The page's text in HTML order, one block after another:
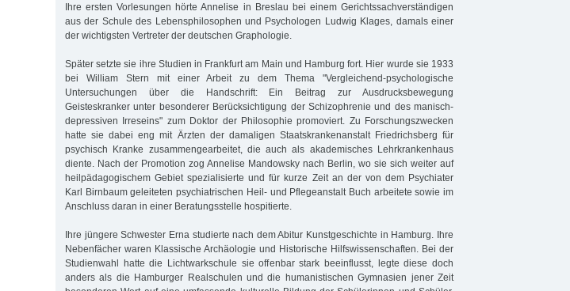
Ihre ersten Vorlesungen hörte Annelise in Breslau bei einem Gerichtssachverständigen
aus der Schule des Lebensphilosophen und Psychologen Ludwig Klages, damals einer
der wichtigsten Vertreter der deutschen Graphologie.
Später setzte sie ihre Studien in Frankfurt am Main und Hamburg fort. Hier wurde sie 1933
bei William Stern mit einer Arbeit zu dem Thema "Vergleichend-psychologische
Untersuchungen über die Handschrift: Ein Beitrag zur Ausdrucksbewegung
Geisteskranker unter besonderer Berücksichtigung der Schizophrenie und des manisch-
depressiven Irreseins" zum Doktor der Philosophie promoviert. Zu Forschungszwecken
hatte sie dabei eng mit Ärzten der damaligen Staatskrankenanstalt Friedrichsberg für
psychisch Kranke zusammengearbeitet, die auch als akademisches Lehrkrankenhaus
diente. Nach der Promotion zog Annelise Mandowsky nach Berlin, wo sie sich weiter auf
heilpädagogischem Gebiet spezialisierte und für kurze Zeit an der von dem Psychiater
Karl Birnbaum geleiteten psychiatrischen Heil- und Pflegeanstalt Buch arbeitete sowie im
Anschluss daran in einer Beratungsstelle hospitierte.
Ihre jüngere Schwester Erna studierte nach dem Abitur Kunstgeschichte in Hamburg. Ihre
Nebenfächer waren Klassische Archäologie und Historische Hilfswissenschaften. Bei der
Studienwahl hatte die Lichtwarkschule sie offenbar stark beeinflusst, legte diese doch
anders als die Hamburger Realschulen und die humanistischen Gymnasien jener Zeit